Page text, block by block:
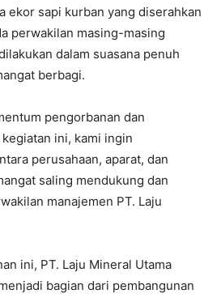
ekor sapi kurban yang diserahkan
perwakilan masing-masing
dalam suasana penuh
berbagi.
pengorbanan dan
ini, kami ingin
perusahaan, aparat, dan
saling mendukung dan
manajemen PT. Laju
ini, PT. Laju Mineral Utama
bagian dari pembangunan